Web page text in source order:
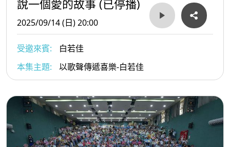
說一個愛的故事 (已停播)
2025/09/14 (日) 20:00
受邀來賓:
白若佳
本集主題:
以歌聲傳遞喜樂-白若佳